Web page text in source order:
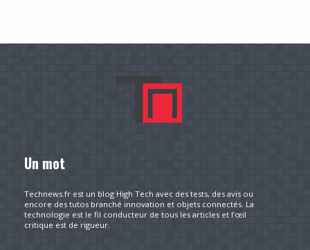
Un mot
Technews.fr est un blog High Tech avec des tests, des avis ou
encore des tutos branché innovation et objets connectés. La
technologie est le fil conducteur de tous les articles et l’œil
critique est de rigueur.